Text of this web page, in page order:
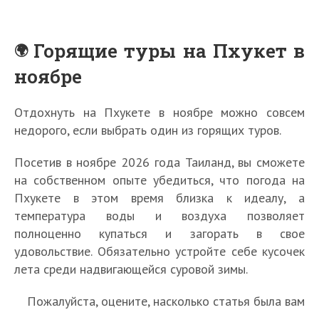
Горящие туры на Пхукет в
ноябре
Отдохнуть на Пхукете в ноябре можно совсем
недорого, если выбрать один из горящих туров.
Посетив в ноябре 2026 года Таиланд, вы сможете
на собственном опыте убедиться, что погода на
Пхукете в этом время близка к идеалу, а
температура воды и воздуха позволяет
полноценно купаться и загорать в свое
удовольствие. Обязательно устройте себе кусочек
лета среди надвигающейся суровой зимы.
Пожалуйста, оцените, насколько статья была вам